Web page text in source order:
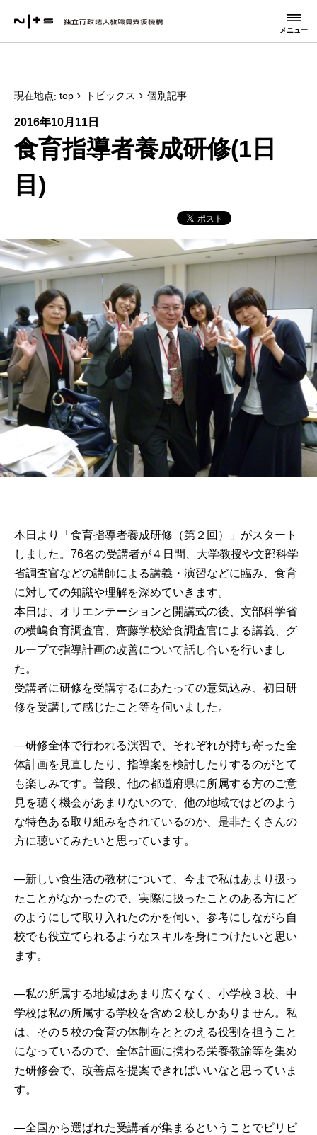
メニュー
現在地点 top トピックス 個別記事
2016年10月11日
食育指導者養成研修(1日
目)
本日より「食育指導者養成研修（第２回）」がスタート
しました。76名の受講者が４日間、大学教授や文部科学
省調査官などの講師による講義・演習などに臨み、食育
に対しての知識や理解を深めていきます。
本日は、オリエンテーションと開講式の後、文部科学省
の横嶋食育調査官、齊藤学校給食調査官による講義、グ
ループで指導計画の改善について話し合いを行いまし
た。
受講者に研修を受講するにあたっての意気込み、初日研
修を受講して感じたこと等を伺いました。
―研修全体で行われる演習で、それぞれが持ち寄った全
体計画を見直したり、指導案を検討したりするのがとて
も楽しみです。普段、他の都道府県に所属する方のご意
見を聴く機会があまりないので、他の地域ではどのよう
な特色ある取り組みをされているのか、是非たくさんの
方に聴いてみたいと思っています。
―新しい食生活の教材について、今まで私はあまり扱っ
たことがなかったので、実際に扱ったことのある方にど
のようにして取り入れたのかを伺い、参考にしながら自
校でも役立てられるようなスキルを身につけたいと思い
ます。
―私の所属する地域はあまり広くなく、小学校３校、中
学校は私の所属する学校を含め２校しかありません。私
は、その５校の食育の体制をととのえる役割を担うこと
になっているので、全体計画に携わる栄養教諭等を集め
た研修会で、改善点を提案できればいいなと思っていま
す。
―全国から選ばれた受講者が集まるということでピリピ